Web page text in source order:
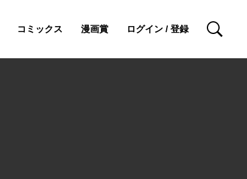
コミックス 漫画賞 ログイン / 登録 検索